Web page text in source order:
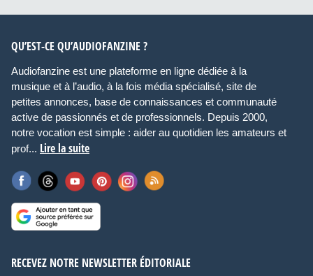
QU’EST-CE QU’AUDIOFANZINE ?
Audiofanzine est une plateforme en ligne dédiée à la
musique et à l’audio, à la fois média spécialisé, site de
petites annonces, base de connaissances et communauté
active de passionnés et de professionnels. Depuis 2000,
notre vocation est simple : aider au quotidien les amateurs et
prof... Lire la suite
RECEVEZ NOTRE NEWSLETTER ÉDITORIALE